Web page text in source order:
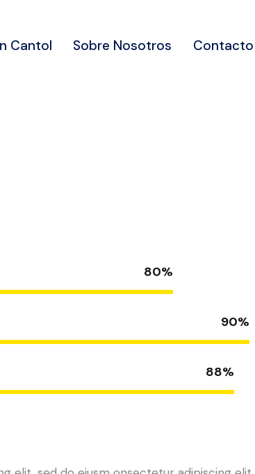
Cantol Sobre Nosotros Contacto
80%
90%
88%